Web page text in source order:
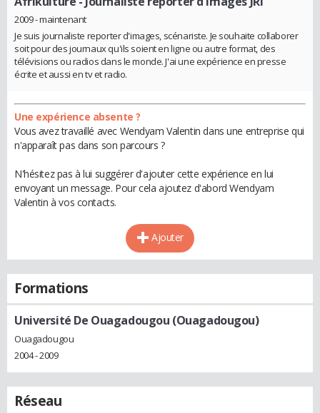
2009 - maintenant
Je suis journaliste reporter d'images, scénariste. Je souhaite collaborer
soit pour des journaux qu'ils soient en ligne ou autre format, des
télévisions ou radios dans le monde. J'ai une expérience en presse
écrite et aussi en tv et radio.
Une expérience absente ?
Vous avez travaillé avec Wendyam Valentin dans une entreprise qui
n'apparaît pas dans son parcours ?
N'hésitez pas à lui suggérer d'ajouter cette expérience en lui
envoyant un message. Pour cela ajoutez d'abord Wendyam
Valentin à vos contacts.
Ajouter
Formations
Université De Ouagadougou (Ouagadougou)
Ouagadougou
2004 - 2009
Réseau